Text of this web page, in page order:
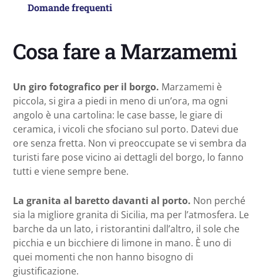
Domande frequenti
Cosa fare a Marzamemi
Un giro fotografico per il borgo. Marzamemi è
piccola, si gira a piedi in meno di un’ora, ma ogni
angolo è una cartolina: le case basse, le giare di
ceramica, i vicoli che sfociano sul porto. Datevi due
ore senza fretta. Non vi preoccupate se vi sembra da
turisti fare pose vicino ai dettagli del borgo, lo fanno
tutti e viene sempre bene.
La granita al baretto davanti al porto. Non perché
sia la migliore granita di Sicilia, ma per l’atmosfera. Le
barche da un lato, i ristorantini dall’altro, il sole che
picchia e un bicchiere di limone in mano. È uno di
quei momenti che non hanno bisogno di
giustificazione.